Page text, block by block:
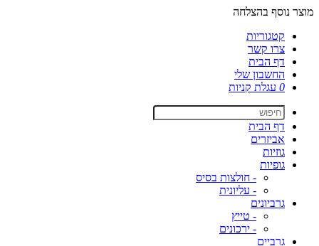
מוצר נוסף בהצלחה
קטגוריות
צרו קשר
דף הבית
החשבון שלי
0 עגלת קניות
דף הבית
אביזרים
גוזיות
גופיות
- חולצות בסיס
- עליונית
גרביונים
- טייץ
- ירכונים
גרביים